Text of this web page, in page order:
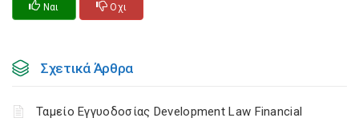
Ναι Οχι
Σχετικά Άρθρα
Ταμείο Εγγυοδοσίας Development Law Financial